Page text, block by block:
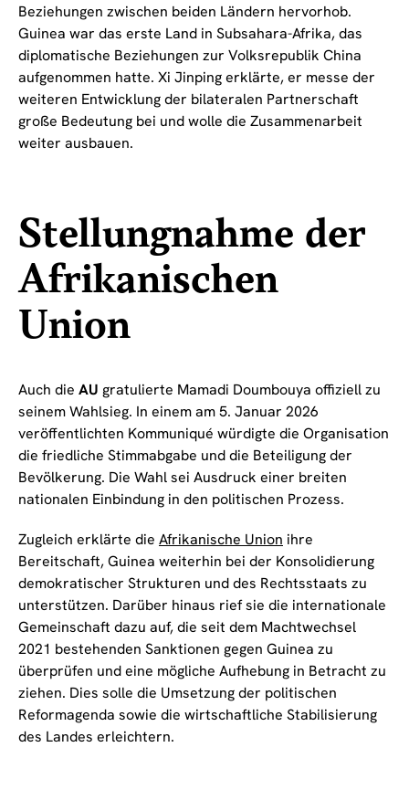
Beziehungen zwischen beiden Ländern hervorhob.
Guinea war das erste Land in Subsahara-Afrika, das
diplomatische Beziehungen zur Volksrepublik China
aufgenommen hatte. Xi Jinping erklärte, er messe der
weiteren Entwicklung der bilateralen Partnerschaft
große Bedeutung bei und wolle die Zusammenarbeit
weiter ausbauen.
Stellungnahme der
Afrikanischen
Union
Auch die AU gratulierte Mamadi Doumbouya offiziell zu
seinem Wahlsieg. In einem am 5. Januar 2026
veröffentlichten Kommuniqué würdigte die Organisation
die friedliche Stimmabgabe und die Beteiligung der
Bevölkerung. Die Wahl sei Ausdruck einer breiten
nationalen Einbindung in den politischen Prozess.
Zugleich erklärte die Afrikanische Union ihre
Bereitschaft, Guinea weiterhin bei der Konsolidierung
demokratischer Strukturen und des Rechtsstaats zu
unterstützen. Darüber hinaus rief sie die internationale
Gemeinschaft dazu auf, die seit dem Machtwechsel
2021 bestehenden Sanktionen gegen Guinea zu
überprüfen und eine mögliche Aufhebung in Betracht zu
ziehen. Dies solle die Umsetzung der politischen
Reformagenda sowie die wirtschaftliche Stabilisierung
des Landes erleichtern.